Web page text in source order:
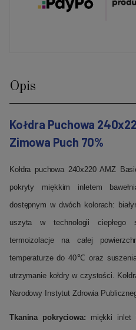
Opis
Kołdra Puchowa
Zimowa Puch 70%
Kołdra puchowa 240x220 AMZ
pokryty miękkim inletem
dostępnym w dwóch kolorach:
uszyta w technologii ciepłego
termoizolacje na całej
temperaturze do 40℃ oraz
utrzymanie kołdry w czystości.
Narodowy Instytut Zdrowia
Tkanina pokryciowa: miękki inlet